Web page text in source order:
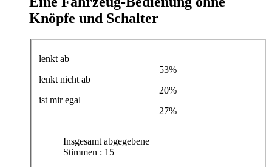
Knöpfe und Schalter
lenkt ab
53%
lenkt nicht ab
20%
ist mir egal
27%
Insgesamt abgegebene
Stimmen : 15